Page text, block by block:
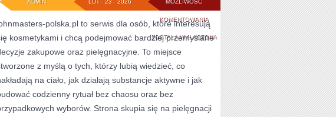
MOŻLIWOŚĆ
KOMENTOWANIAREVLON
(USA)
ZOSTAŁA WYŁĄCZONA
LUT - 23 - 2026
ADMIN
polska.pl to serwis dla osób, które interesują
kosmetykami i chcą podejmować bardziej przemyślane
zakupowe oraz pielęgnacyjne. To miejsce
z myślą o tych, którzy lubią wiedzieć, co
na ciało, jak działają substancje aktywne i jak
codzienny rytuał bez chaosu oraz bez
wyborów. Strona skupia się na pielęgnacji